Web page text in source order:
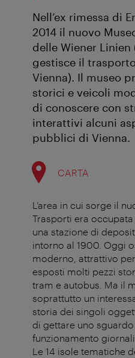
Nell’ex rimessa di
2014 il nuovo
delle Wiener Linien
gestisce il
Vienna). Il museo
storici e veicoli
di conoscere con
interattivi alcuni
pubblici di Vienna.
CARTA
L’area in cui sorge il
Trasporti era
una stazione di
intorno al 1900. Oggi
moderno, attrattivo
esposti molti pezzi
tram e autobus. Ma il
soprattutto un
storia dei singoli
di gettare uno
funzionamento
Le 14 isole tematiche